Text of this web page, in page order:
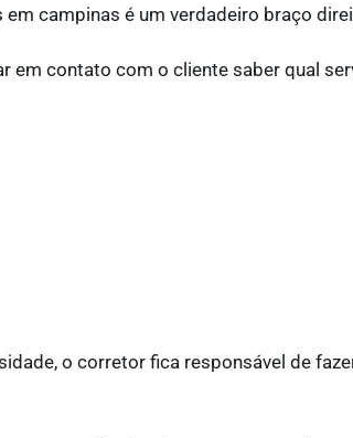
campinas é um verdadeiro braço
em contato com o cliente saber qual
o corretor fica responsável de